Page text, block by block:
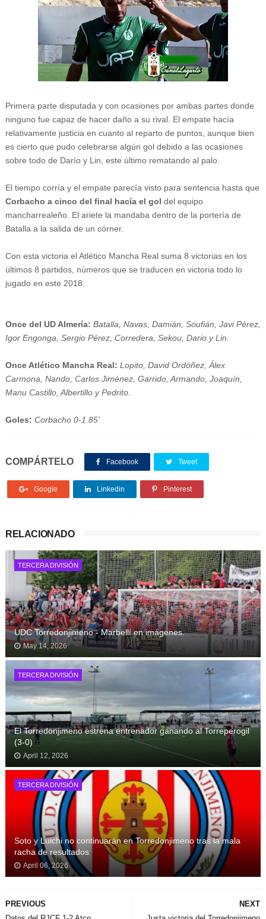
Primera parte disputada y con ocasiones por ambas partes donde
ninguno fue capaz de hacer daño a su rival. El empate hacía
relativamente justicia en cuanto al reparto de puntos, aunque bien
es cierto que pudo celebrarse algún gol debido a las ocasiones
sobre todo de Darío y Lin, este último rematando al palo.
El tiempo corría y el empate parecía visto para sentencia hasta que
Corbacho a cinco del final hacía el gol del equipo
mancharrealeño. El ariete la mandaba dentro de la portería de
Batalla a la salida de un córner.
Con esta victoria el Atlético Mancha Real suma 8 victorias en los
últimos 8 partidos, números que se traducen en victoria todo lo
jugado en este 2018.
Once del UD Almería: Batalla, Navas, Damián, Soufián, Javi Pérez,
Igor Engonga, Sergio Pérez, Corredera, Sekou, Dario y Lin.
Once Atlético Mancha Real: Lopito, David Ordóñez, Álex
Carmona, Nando, Carlos Jiménez, Garrido, Armando, Joaquín,
Manu Castillo, Albertillo y Pedrito.
Goles: Corbacho 0-1 85’
COMPÁRTELO Facebook Tweet
Google Linkedin Pinterest
RELACIONADO
TERCERA DIVISIÓN
UDC Torredonjimeno - Marbellí en imágenes.
May 14, 2026
TERCERA DIVISIÓN
El Torredonjimeno estrena entrenador ganando al Torreperogil
(3-0)
April 12, 2026
TERCERA DIVISIÓN
Soto y Luichi no continuarán en Torredonjimeno tras la mala
racha de resultados
April 06, 2026
NEXT
PREVIOUS